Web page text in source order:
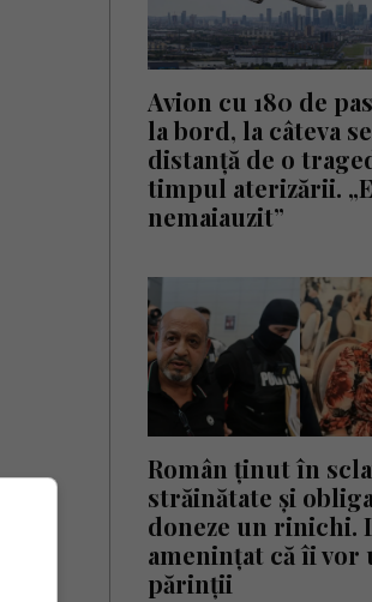
Avion cu 180 de
la bord, la câteva
distanță de o
timpul aterizării.
nemaiauzit”
Român ținut în
străinătate și
doneze un rinichi.
amenințat că îi vor
părinții